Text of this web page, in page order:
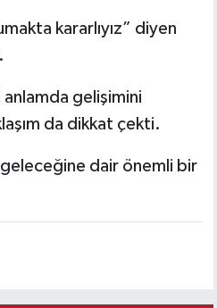
kararlıyız” diyen
gelişimini
da dikkat çekti.
dair önemli bir